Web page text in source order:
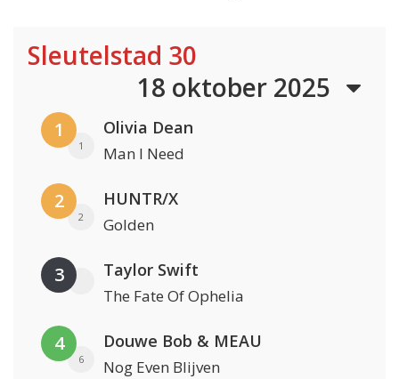
Sleutelstad 30
18 oktober 2025
1
1
Olivia Dean
Man I Need
2
2
HUNTR/X
Golden
3 Taylor Swift
The Fate Of Ophelia
4
6
Douwe Bob & MEAU
Nog Even Blijven